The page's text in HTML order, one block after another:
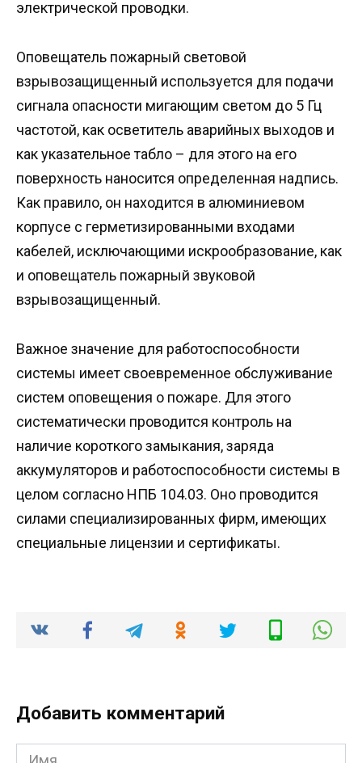
электрической проводки.
Оповещатель пожарный световой
взрывозащищенный используется для подачи
сигнала опасности мигающим светом до 5 Гц
частотой, как осветитель аварийных выходов и
как указательное табло – для этого на его
поверхность наносится определенная надпись.
Как правило, он находится в алюминиевом
корпусе с герметизированными входами
кабелей, исключающими искрообразование, как
и оповещатель пожарный звуковой
взрывозащищенный.
Важное значение для работоспособности
системы имеет своевременное обслуживание
систем оповещения о пожаре. Для этого
систематически проводится контроль на
наличие короткого замыкания, заряда
аккумуляторов и работоспособности системы в
целом согласно НПБ 104.03. Оно проводится
силами специализированных фирм, имеющих
специальные лицензии и сертификаты.
Добавить комментарий
Имя